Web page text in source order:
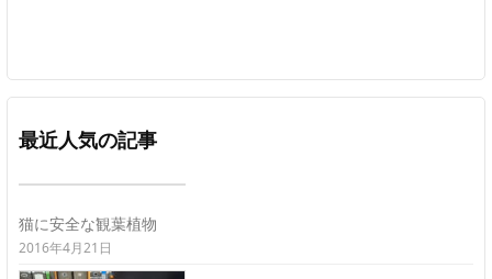
最近人気の記事
猫に安全な観葉植物
2016年4月21日